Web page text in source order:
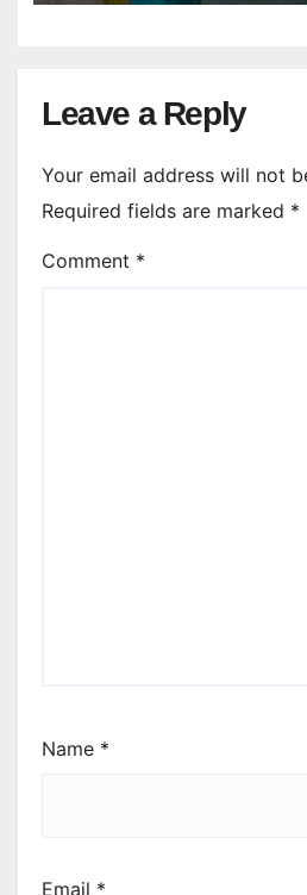
Leave a Reply
Your email address will not
Required fields are marked *
Comment *
Name *
Email *